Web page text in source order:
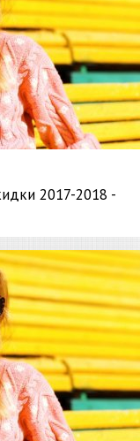
2017-2018 -